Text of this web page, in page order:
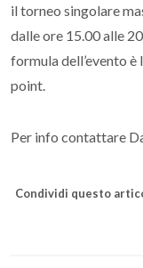
il torneo singolare
dalle ore 15.00 alle
formula dell’evento è
point.
Per info contattare
Condividi questo